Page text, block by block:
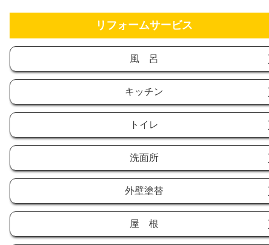
リフォームサービス
風 呂
キッチン
トイレ
洗面所
外壁塗替
屋 根